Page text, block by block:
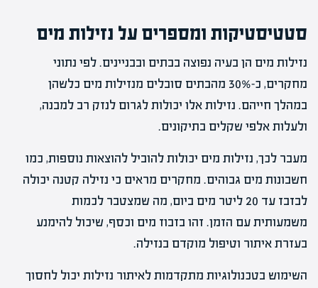
סטטיסטיקות ומספרים על נזילות מים
נזילות מים הן בעיה נפוצה בבתים ובבניינים. לפי נתוני
מחקרים, כ-30% מהבתים סובלים מנזילות מים כלשהן
במהלך חייהם. נזילות אלו יכולות לגרום לנזק רב למבנה,
ולעלות אלפי שקלים בתיקונים.
מעבר לכך, נזילות מים יכולות להוביל להוצאות נוספות, כמו
חשבונות מים גבוהים. מחקרים מראים כי נזילה קטנה יכולה
לבזבז עד 20 ליטר מים ביום, מה שמצטבר לכמות
משמעותית עם הזמן. זהו בזבוז מים וכסף, שיכול להימנע
בעזרת איתור וטיפול מוקדם בנזילה.
השימוש בטכנולוגיות מתקדמות לאיתור נזילות יכול לחסוך